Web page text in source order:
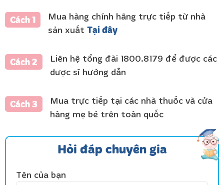
Cách 1
Mua hàng chính hãng trực tiếp từ nhà
sản xuất Tại đây
Cách 2
Liên hệ tổng đài 1800.8179 để được các
dược sĩ hướng dẫn
Cách 3
Mua trực tiếp tại các nhà thuốc và cửa
hàng mẹ bé trên toàn quốc
Hỏi đáp chuyên gia
Tên của bạn